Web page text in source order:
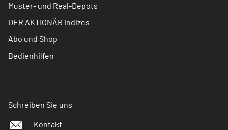
Muster- und Real-Depots
DER AKTIONÄR Indizes
Abo und Shop
Bedienhilfen
Schreiben Sie uns
Kontakt